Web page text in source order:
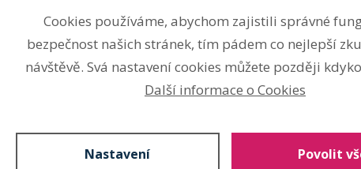
z písmen slova, jména apod.
náramky. Tělo korálku má
materiál můžete použít
všechny kombinace
mohou lišit. Písmenka jsou z
Nevhodné pro děti
Rozměry:10 x 10 x
Lakované
Techniky
Cookies používáme, abychom zajistili správné
bezpečnost našich stránek, tím pádem co nejlepší
návštěvě. Svá nastavení cookies můžete později
Další informace o Cookies
Nastavení Povolit